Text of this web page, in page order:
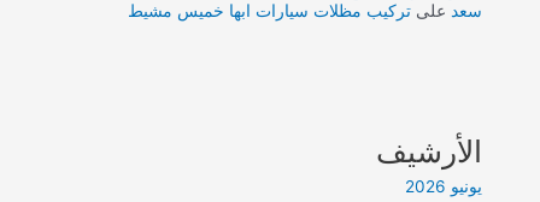
سعد علىتركيب مظلات سيارات ابها خميس مشيط
الأرشيف
يونيو 2026